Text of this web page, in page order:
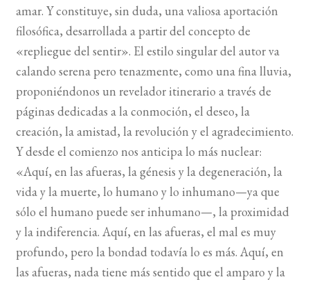
amar. Y constituye, sin duda, una valiosa aportación
filosófica, desarrollada a partir del concepto de
«repliegue del sentir». El estilo singular del autor va
calando serena pero tenazmente, como una fina lluvia,
proponiéndonos un revelador itinerario a través de
páginas dedicadas a la conmoción, el deseo, la
creación, la amistad, la revolución y el agradecimiento.
Y desde el comienzo nos anticipa lo más nuclear:
«Aquí, en las afueras, la génesis y la degeneración, la
vida y la muerte, lo humano y lo inhumano—ya que
sólo el humano puede ser inhumano—, la proximidad
y la indiferencia. Aquí, en las afueras, el mal es muy
profundo, pero la bondad todavía lo es más. Aquí, en
las afueras, nada tiene más sentido que el amparo y la